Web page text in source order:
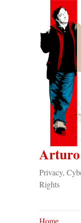
Privacy,
Rights
Home